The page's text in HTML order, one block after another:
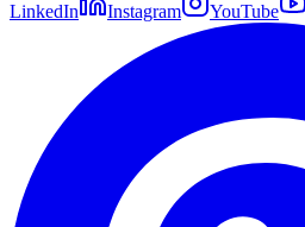
LinkedIn Instagram YouTube